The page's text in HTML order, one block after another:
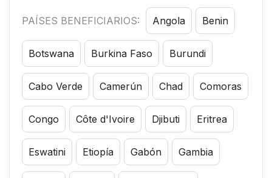
PAÍSES BENEFICIARIOS: Angola Benin
Botswana Burkina Faso Burundi
Cabo Verde Camerún Chad Comoras
Congo Côte d'Ivoire Djibuti Eritrea
Eswatini Etiopía Gabón Gambia